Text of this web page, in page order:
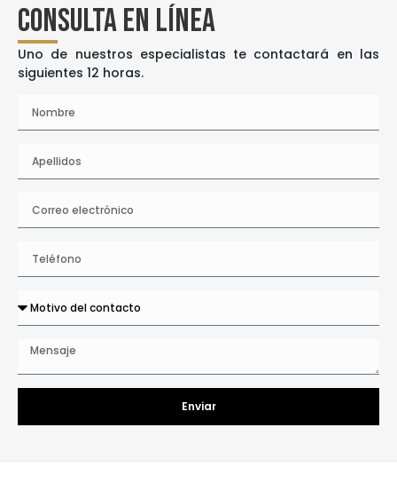
Consulta en Línea
Uno de nuestros especialistas te contactará en las
siguientes 12 horas.
Enviar